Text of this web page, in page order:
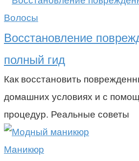
Волосы
Восстановление
полный гид
Как восстановить
домашних условиях и с
процедур. Реальные советы
Маникюр